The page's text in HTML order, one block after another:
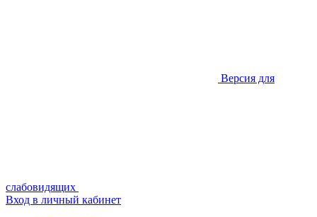
Версия для
слабовидящих
Вход в личный кабинет